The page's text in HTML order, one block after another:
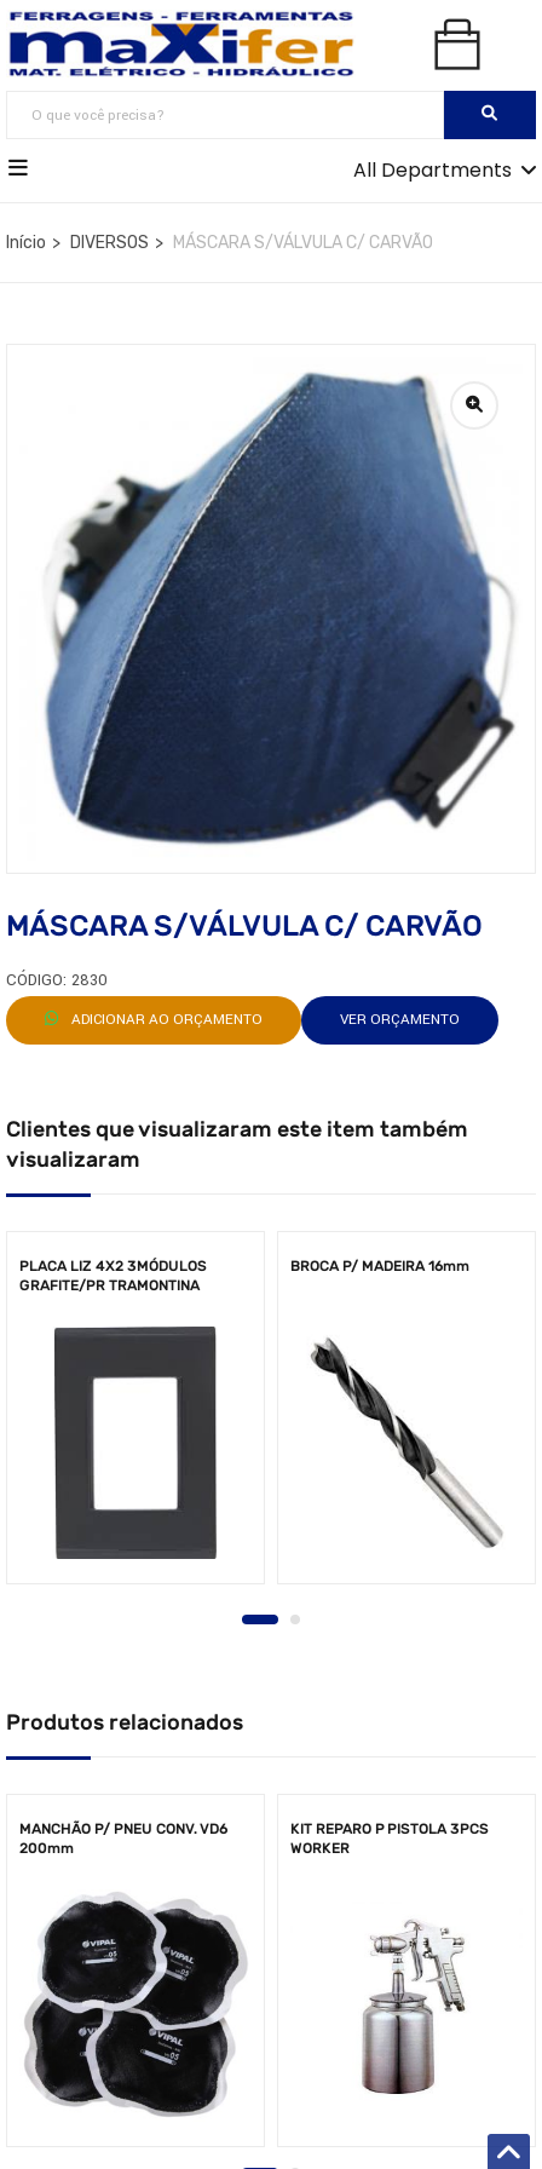
All Departments
Início DIVERSOS MÁSCARA S/VÁLVULA C/ CARVÃO
MÁSCARA S/VÁLVULA C/ CARVÃO
CÓDIGO: 2830
ADICIONAR AO ORÇAMENTO VER ORÇAMENTO
Clientes que visualizaram este item também
visualizaram
PLACA LIZ 4X2 3MÓDULOS
GRAFITE/PR TRAMONTINA
BROCA P/ MADEIRA 16mm
Produtos relacionados
MANCHÃO P/ PNEU CONV. VD6
200mm
KIT REPARO P PISTOLA 3PCS
WORKER